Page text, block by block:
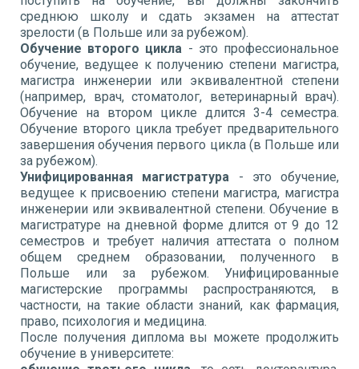
среднюю школу и сдать экзамен на аттестат
зрелости (в Польше или за рубежом).
Обучение второго цикла - это профессиональное
обучение, ведущее к получению степени магистра,
магистра инженерии или эквивалентной степени
(например, врач, стоматолог, ветеринарный врач).
Обучение на втором цикле длится 3-4 семестра.
Обучение второго цикла требует предварительного
завершения обучения первого цикла (в Польше или
за рубежом).
Унифицированная магистратура - это обучение,
ведущее к присвоению степени магистра, магистра
инженерии или эквивалентной степени. Обучение в
магистратуре на дневной форме длится от 9 до 12
семестров и требует наличия аттестата о полном
общем среднем образовании, полученного в
Польше или за рубежом. Унифицированные
магистерские программы распространяются, в
частности, на такие области знаний, как фармация,
право, психология и медицина.
После получения диплома вы можете продолжить
обучение в университете: